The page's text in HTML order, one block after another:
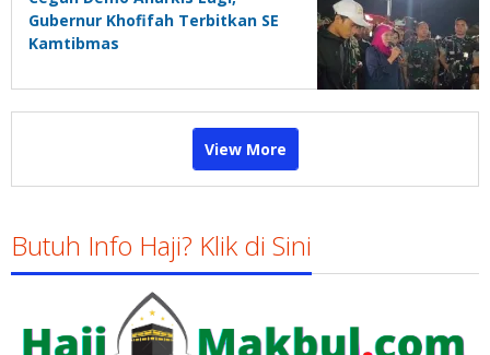
Gubernur Khofifah Terbitkan SE
Kamtibmas
View More
Butuh Info Haji? Klik di Sini